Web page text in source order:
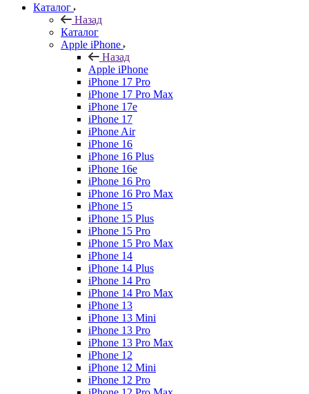
Каталог
Назад
Каталог
Apple iPhone
Назад
Apple iPhone
iPhone 17 Pro
iPhone 17 Pro Max
iPhone 17e
iPhone 17
iPhone Air
iPhone 16
iPhone 16 Plus
iPhone 16e
iPhone 16 Pro
iPhone 16 Pro Max
iPhone 15
iPhone 15 Plus
iPhone 15 Pro
iPhone 15 Pro Max
iPhone 14
iPhone 14 Plus
iPhone 14 Pro
iPhone 14 Pro Max
iPhone 13
iPhone 13 Mini
iPhone 13 Pro
iPhone 13 Pro Max
iPhone 12
iPhone 12 Mini
iPhone 12 Pro